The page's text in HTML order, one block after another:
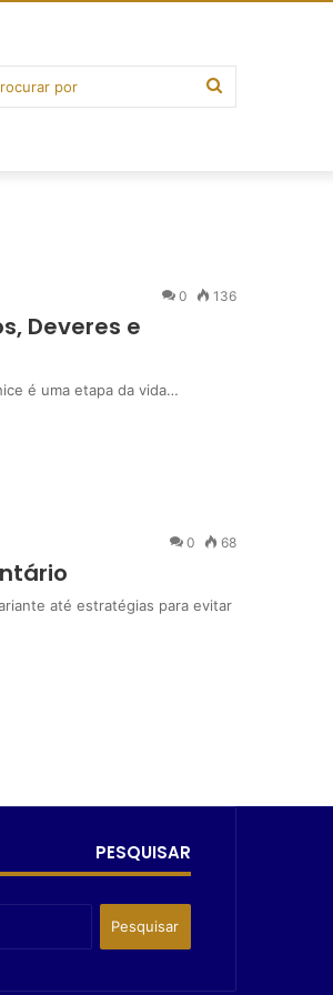
0 136
Deveres e
é uma etapa da vida…
0 68
até estratégias para evitar
PESQUISAR